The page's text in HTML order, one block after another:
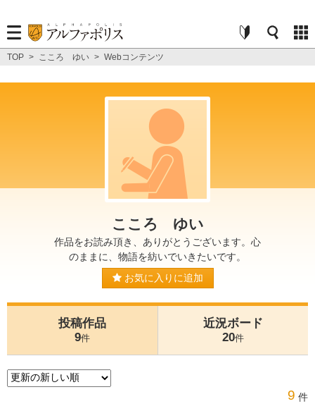
TOP > こころ ゆい > Webコンテンツ
こころ ゆい
作品をお読み頂き、ありがとうございます。心
のままに、物語を紡いでいきたいです。
お気に入りに追加
投稿作品
9件
近況ボード
20件
9 件